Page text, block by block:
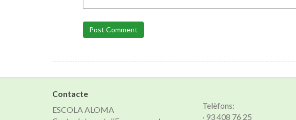
Post Comment
Contacte
ESCOLA ALOMA
Telèfons:
· 93 408 76 25